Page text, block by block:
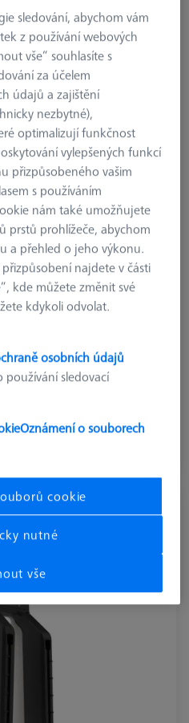
Probe Sockets
Store
(MSR 2.0)
sledování, abychom vám
z používání webových
vše“ souhlasíte s
za účelem
údajů a zajištění
nezbytné),
optimalizují funkčnost
vylepšených funkcí
přizpůsobeného vašim
s používáním
nám také umožňujete
prstů prohlížeče, abychom
a přehled o jeho výkonu.
najdete v části
kde můžete změnit své
kdykoli odvolat.
osobních údajů
sledovací
Oznámení o souborech
cookie
nutné
vše